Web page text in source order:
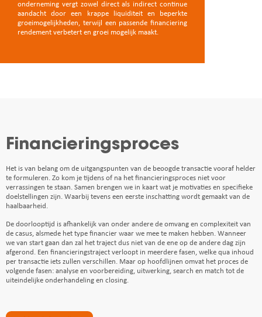
onderneming vergt zowel direct als indirect continue
aandacht door een krappe liquiditeit en beperkte
groeimogelijkheden, terwijl een passende financiering
rendement verbetert en groei mogelijk maakt.
Financieringsproces
Het is van belang om de uitgangspunten van de beoogde transactie vooraf helder
te formuleren. Zo kom je tijdens of na het financieringsproces niet voor
verrassingen te staan. Samen brengen we in kaart wat je motivaties en specifieke
doelstellingen zijn. Waarbij tevens een eerste inschatting wordt gemaakt van de
haalbaarheid.
De doorlooptijd is afhankelijk van onder andere de omvang en complexiteit van
de casus, alsmede het type financier waar we mee te maken hebben. Wanneer
we van start gaan dan zal het traject dus niet van de ene op de andere dag zijn
afgerond. Een financieringstraject verloopt in meerdere fasen, welke qua inhoud
per transactie iets zullen verschillen. Maar op hoofdlijnen omvat het proces de
volgende fasen: analyse en voorbereiding, uitwerking, search en match tot de
uiteindelijke onderhandeling en closing.